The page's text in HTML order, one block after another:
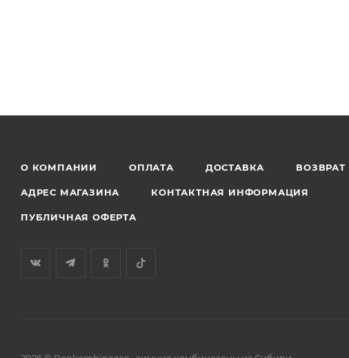
О КОМПАНИИ ОПЛАТА ДОСТАВКА ВОЗВРАТ
АДРЕС МАГАЗИНА КОНТАКТНАЯ ИНФОРМАЦИЯ
ПУБЛИЧНАЯ ОФЕРТА